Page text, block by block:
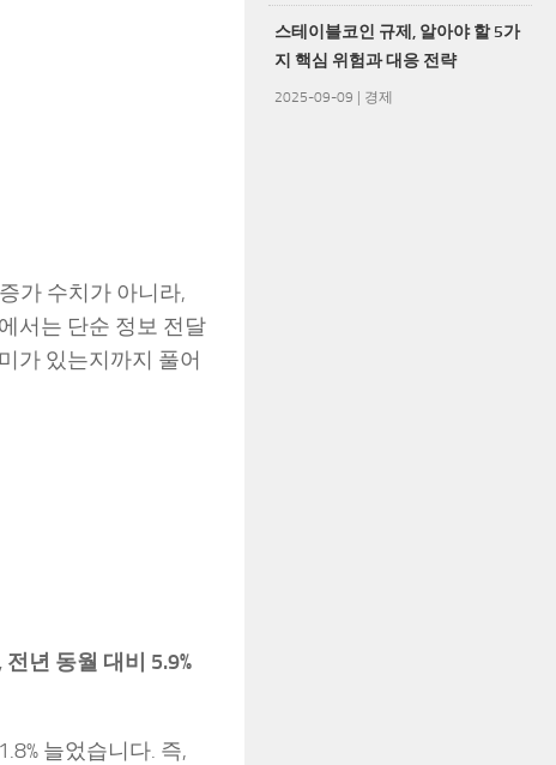
가 수치가 아니라,
서는 단순 정보 전달
가 있는지까지 풀어
년 동월 대비 5.9%
늘었습니다. 즉,
스테이블코인 규제, 알아야 할 5가
지 핵심 위험과 대응 전략
2025-09-09 | 경제